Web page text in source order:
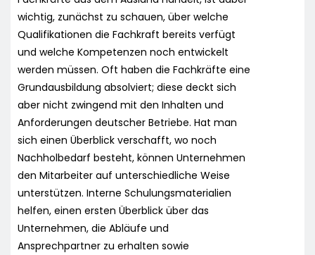
wichtig, zunächst zu schauen, über welche
Qualifikationen die Fachkraft bereits verfügt
und welche Kompetenzen noch entwickelt
werden müssen. Oft haben die Fachkräfte eine
Grundausbildung absolviert; diese deckt sich
aber nicht zwingend mit den Inhalten und
Anforderungen deutscher Betriebe. Hat man
sich einen Überblick verschafft, wo noch
Nachholbedarf besteht, können Unternehmen
den Mitarbeiter auf unterschiedliche Weise
unterstützen. Interne Schulungsmaterialien
helfen, einen ersten Überblick über das
Unternehmen, die Abläufe und
Ansprechpartner zu erhalten sowie